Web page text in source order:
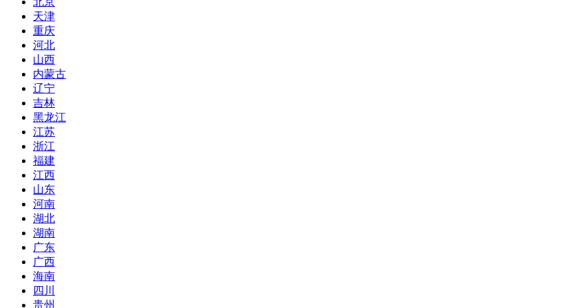
天津
重庆
河北
山西
内蒙古
辽宁
吉林
黑龙江
江苏
浙江
福建
江西
山东
河南
湖北
湖南
广东
广西
海南
四川
贵州